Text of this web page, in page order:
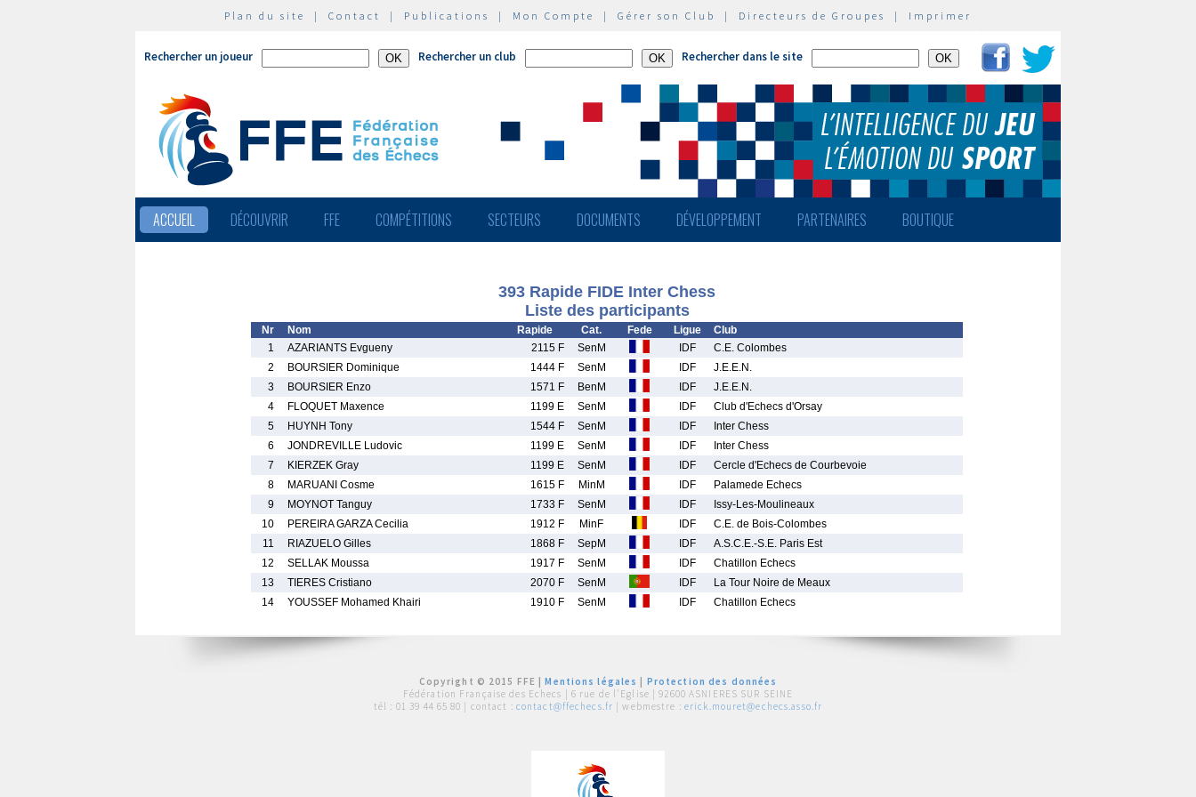
Plan du site | Contact | Publications | Mon Compte | Gérer son Club | Directeurs de Groupes | Imprimer
Rechercher un joueur Rechercher un club Rechercher dans le site
ACCUEIL DÉCOUVRIR FFE COMPÉTITIONS SECTEURS DOCUMENTS DÉVELOPPEMENT PARTENAIRES BOUTIQUE
393 Rapide FIDE Inter Chess
Liste des participants
Nr Nom Rapide Cat. Fede Ligue
Club
1
AZARIANTS Evgueny 2115 F SenM IDF
C.E. Colombes
2
BOURSIER Dominique 1444 F SenM IDF
J.E.E.N.
3
BOURSIER Enzo 1571 F BenM IDF
J.E.E.N.
4
FLOQUET Maxence 1199 E SenM IDF
Club d'Echecs d'Orsay
5
HUYNH Tony 1544 F SenM IDF
Inter Chess
6
JONDREVILLE Ludovic 1199 E SenM IDF
Inter Chess
7
KIERZEK Gray 1199 E SenM IDF
Cercle d'Echecs de Courbevoie
8
MARUANI Cosme 1615 F MinM IDF
Palamede Echecs
9
MOYNOT Tanguy 1733 F SenM IDF
Issy-Les-Moulineaux
10
PEREIRA GARZA Cecilia 1912 F MinF IDF
C.E. de Bois-Colombes
11
RIAZUELO Gilles 1868 F SepM IDF
A.S.C.E.-S.E. Paris Est
12
SELLAK Moussa 1917 F SenM IDF
Chatillon Echecs
13
TIERES Cristiano 2070 F SenM IDF
La Tour Noire de Meaux
14
YOUSSEF Mohamed Khairi 1910 F SenM IDF Chatillon Echecs
Copyright © 2015 FFE |Mentions légales
Protection des données
Fédération Française des Echecs | 6 rue de l'Eglise | 92600 ASNIERES SUR SEINE
tél : 01 39 44 65 80 | contact : contact@ffechecs.fr | webmestre : erick.mouret@echecs.asso.fr